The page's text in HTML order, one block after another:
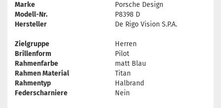
Marke
Porsche Design
Modell-Nr.
P8398 D
Hersteller
De Rigo Vision S.P.A.
Zielgruppe
Herren
Brillenform
Pilot
Rahmenfarbe
matt Blau
Rahmen Material
Titan
Rahmentyp
Halbrand
Federscharniere
Nein